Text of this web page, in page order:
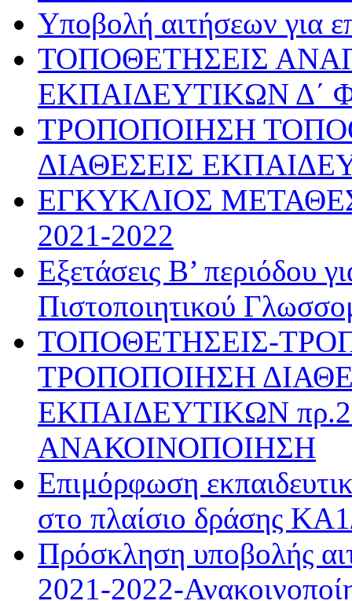
Υποβολή αιτήσεων για
ΤΟΠΟΘΕΤΗΣΕΙΣ
ΕΚΠΑΙΔΕΥΤΙΚΩΝ Δ΄
ΤΡΟΠΟΠΟΙΗΣΗ
ΔΙΑΘΕΣΕΙΣ
ΕΓΚΥΚΛΙΟΣ
2021-2022
Εξετάσεις Β’ περιόδου
Πιστοποιητικού
ΤΟΠΟΘΕΤΗΣΕΙΣ-
ΤΡΟΠΟΠΟΙΗΣΗ
ΕΚΠΑΙΔΕΥΤΙΚΩΝ
ΑΝΑΚΟΙΝΟΠΟΙΗΣΗ
Επιμόρφωση
στο πλαίσιο δράσης
Πρόσκληση υποβολής
2021-2022-